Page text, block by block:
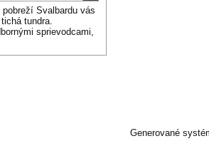
Svalbardu vás
tundra.
sprievodcami,
Generované